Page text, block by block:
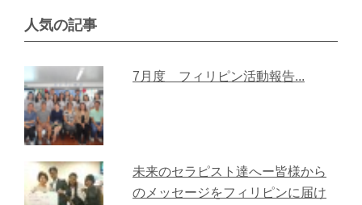
人気の記事
7月度 フィリピン活動報告...
未来のセラピスト達へー皆様から
のメッセージをフィリピンに届け